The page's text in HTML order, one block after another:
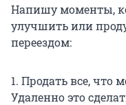
Напишу моменты,
улучшить или
переездом:
1. Продать все, что
Удаленно это